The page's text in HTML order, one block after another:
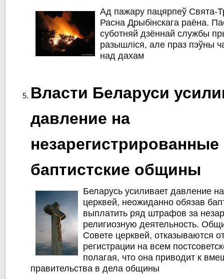
Ад пажару пацярпеў
Расна Дрыбiнскага раёна.
суботняй дзённай службы
разышлiся, але праз пэўны
над дахам
Власти Беларуси
давление на
незарегистрированные
баптистские общины
Беларусь усиливает давление
церквей, неожиданно обязав
выплатить ряд штрафов за
религиозную деятельность.
Совете церквей, отказываются
регистрации на всем
полагая, что она приводит к
правительства в дела общины